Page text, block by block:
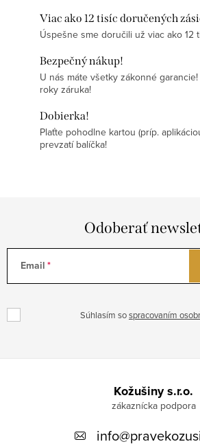
Viac ako 12 tisíc doručených
Úspešne sme doručili už viac ako 12
Bezpečný nákup!
U nás máte všetky zákonné
roky záruka!
Dobierka!
Plaťte pohodlne kartou (príp.
prevzatí balíčka!
Odoberať
Email
Súhlasím sospracovaním
Kožušiny s.r.o.
info@